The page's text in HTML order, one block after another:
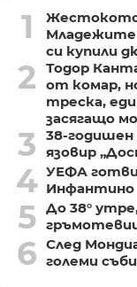
1
Жестокото
Младежите
си купили
2
Тодор
от комар,
треска,
засягащо
3
38-годишен
язовир
4 УЕФА
Инфантино
5 До 38°
6 След
големи